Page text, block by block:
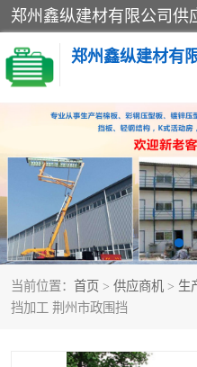
郑州鑫纵建材有
当前位置： 首页 > 供应商机 > 生
挡加工 荆州市政围挡
高空瓦机租赁
CZ型钢
PC多层板
建筑围挡